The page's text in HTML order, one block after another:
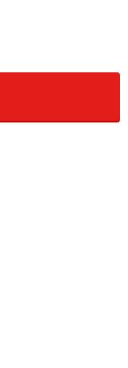
用して計画的に財
所定の目的のため
てたときに受け取